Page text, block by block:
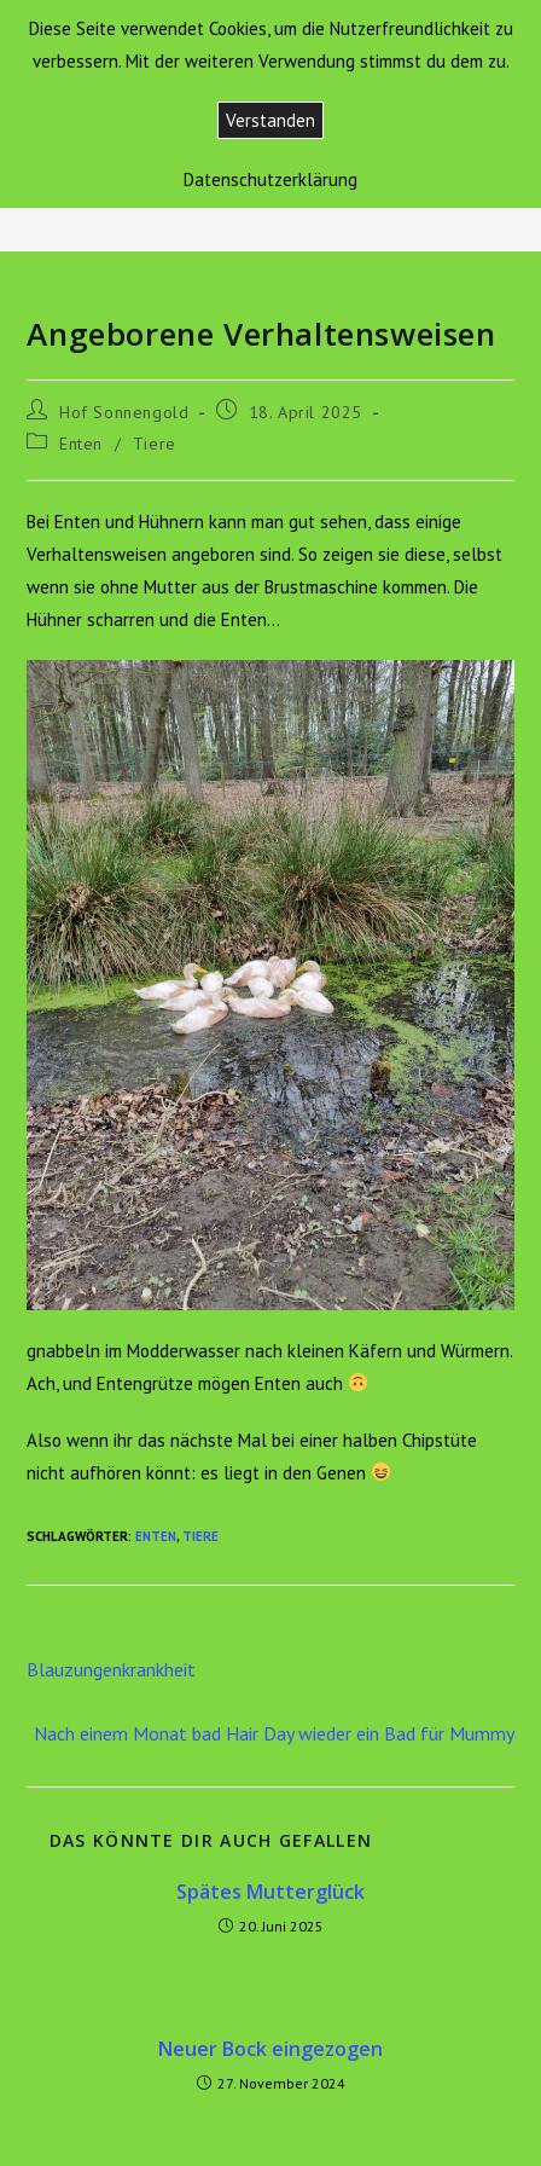
springen
Hof Sonnengold MENÜ
Angeborene Verhaltensweisen
Angeborene Verhaltensweisen
Beitrags-
Autor:
Hof Sonnengold
Beitrag18. April 2025
Beitrags-
Enten / Tiere
Bei Enten und Hühnern kann man gut sehen, dass einige
Verhaltensweisen angeboren sind. So zeigen sie diese, selbst
wenn sie ohne Mutter aus der Brustmaschine kommen. Die
Hühner scharren und die Enten…
gnabbeln im Modderwasser nach kleinen Käfern und Würmern.
Ach, und Entengrütze mögen Enten auch
Also wenn ihr das nächste Mal bei einer halben Chipstüte
nicht aufhören könnt: es liegt in den Genen
SCHLAGWÖRTER:ENTEN, TIERE
ansehen
Blauzungenkrankheit
Nach einem Monat bad Hair Day wieder ein Bad für Mummy
DAS KÖNNTE DIR AUCH GEFALLEN
Spätes Mutterglück
20. Juni 2025
Neuer Bock eingezogen
27. November 2024
Diese Seite verwendet Cookies, um die Nutzerfreundlichkeit zu
verbessern. Mit der weiteren Verwendung stimmst du dem zu.
Verstanden
Datenschutzerklärung